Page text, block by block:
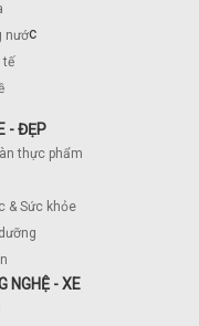
nước
tế
- ĐẸP
thực phẩm
& Sức khỏe
NGHỆ - XE